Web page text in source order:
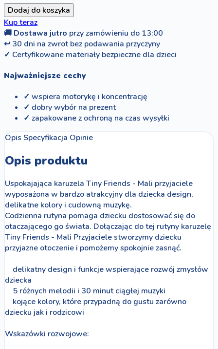
Dodaj do koszyka
Kup teraz
🚚 Dostawa jutro przy zamówieniu do 13:00
↩ 30 dni na zwrot bez podawania przyczyny
✓ Certyfikowane materiały bezpieczne dla dzieci
Najważniejsze cechy
✓ wspiera motorykę i koncentrację
✓ dobry wybór na prezent
✓ zapakowane z ochroną na czas wysyłki
Opis Specyfikacja Opinie
Opis produktu
Uspokajająca karuzela Tiny Friends - Mali przyjaciele
wyposażona w bardzo atrakcyjny dla dziecka design,
delikatne kolory i cudowną muzykę.
Codzienna rutyna pomaga dziecku dostosować się do
otaczającego go świata. Dołączając do tej rutyny karuzelę
Tiny Friends - Mali Przyjaciele stworzymy dziecku
przyjazne otoczenie i pomożemy spokojnie zasnąć.
delikatny design i funkcje wspierające rozwój zmysłów
dziecka
5 różnych melodii i 30 minut ciągłej muzyki
kojące kolory, które przypadną do gustu zarówno
dziecku jak i rodzicowi
Wskazówki rozwojowe: